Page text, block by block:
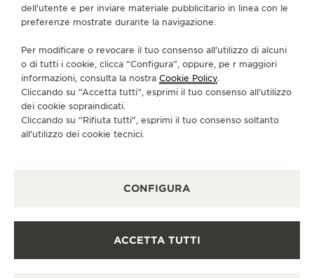
VAI ALLA PAGINA INSTAGRAM DI JAEGER-
VAI ALLA PAGINA LINKEDIN DI JAEGER-
VAI ALLA PAGINA FACEBOOK DI
VAI ALLA PAGINA YOUTUBE
VAI ALLA PAGINA
VAI ALLA PAGINA
ISCRIVERSI ALLA NEWSLETTER
CONTATTI
INFORMATIVA SUI COOKIE
dell'utente e per inviare materiale pubblicitario in linea con le
preferenze mostrate durante la navigazione.
Per modificare o revocare il tuo consenso all’utilizzo di alcuni
o di tutti i cookie, clicca “Configura”, oppure, pe r maggiori
informazioni, consulta la nostra Cookie Policy.
Cliccando su “Accetta tutti”, esprimi il tuo consenso all’utilizzo
dei cookie sopraindicati.
Cliccando su “Rifiuta tutti”, esprimi il tuo consenso soltanto
all’utilizzo dei cookie tecnici.
CONFIGURA
ACCETTA TUTTI